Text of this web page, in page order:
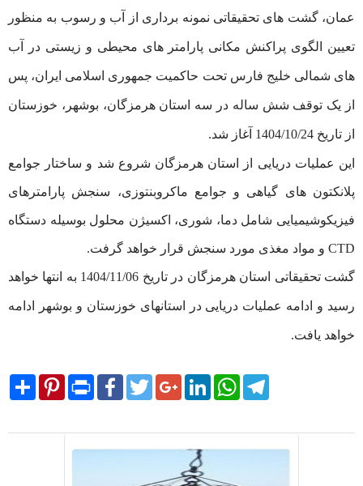
عمان، گشت های تحقیقاتی نمونه برداری از آب و رسوب به منظور
تعیین الگوی پراکنش مکانی پارامتر های محیطی و زیستی در آب
های شمالی خلیج فارس تحت حاکمیت جمهوری اسلامی ایران، پس
از یک توقف شش ساله در سه استان هرمزگان، بوشهر، خوزستان
از تاریخ 1404/10/24 آغاز شد.
این عملیات دریایی از استان هرمزگان شروع شد و ساختار جوامع
پلانکتون های گیاهی و جوامع ماکروبنتوزی، سنجش پارامترهای
فیزیکوشیمیایی شامل دما، شوری، اکسیژن محلول بوسیله دستگاه
CTD و مواد مغذی مورد سنجش قرار خواهد گرفت.
گشت تحقیقاتی استان هرمزگان در تاریخ 1404/11/06 به انتها خواهد
رسید و ادامه عملیات دریایی در استانهای خوزستان و بوشهر ادامه
خواهد یافت.
SharePinterest Print
FacebookTwitterGoogle+LinkedInWhatsAppTelegram